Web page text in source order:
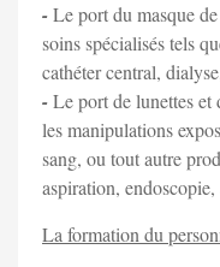
-Le port du masque
soins spécialisés tels
cathéter central,
-Le port de lunettes et
les manipulations
sang, ou tout autre
aspiration,
La formation du